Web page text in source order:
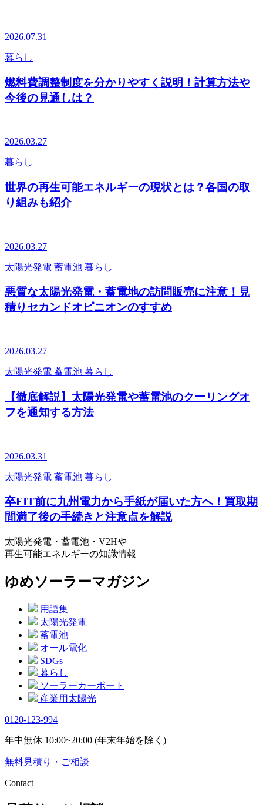
2026.07.31
暮らし
燃料費調整制度を分かりやすく説明！計算方法や
今後の見通しは？
2026.03.27
暮らし
世界の再生可能エネルギーの現状とは？各国の取
り組みも紹介
2026.03.27
太陽光発電 蓄電池 暮らし
悪質な太陽光発電・蓄電地の訪問販売に注意！見
積りセカンドオピニオンのすすめ
2026.03.27
太陽光発電 蓄電池 暮らし
【徹底解説】太陽光発電や蓄電池のクーリングオ
フを通知する方法
2026.03.31
太陽光発電 蓄電池 暮らし
卒FIT前に九州電力から手紙が届いた方へ！買取期
間満了後の手続きと注意点を解説
太陽光発電・蓄電池・V2Hや
再生可能エネルギーの知識情報
ゆめソーラーマガジン
用語集
太陽光発電
蓄電池
オール電化
SDGs
暮らし
ソーラーカーポート
産業用太陽光
0120-123-994
年中無休 10:00~20:00 (年末年始を除く)
無料見積り・ご相談
Contact